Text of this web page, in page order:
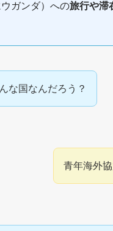
ガンダ）への旅行や滞
な国なんだろう？
青年海外